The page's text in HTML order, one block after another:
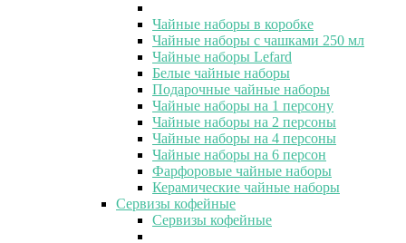
Чайные наборы в коробке
Чайные наборы с чашками 250 мл
Чайные наборы Lefard
Белые чайные наборы
Подарочные чайные наборы
Чайные наборы на 1 персону
Чайные наборы на 2 персоны
Чайные наборы на 4 персоны
Чайные наборы на 6 персон
Фарфоровые чайные наборы
Керамические чайные наборы
Сервизы кофейные
Сервизы кофейные